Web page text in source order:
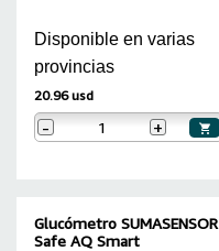
Disponible en varias
provincias
20.96 usd
- +
Glucómetro SUMASENSOR
Safe AQ Smart